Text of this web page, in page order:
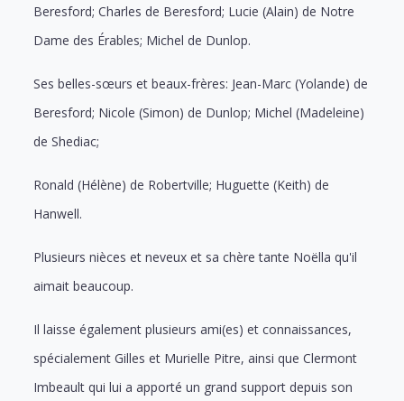
Beresford;Charles de Beresford; Lucie (Alain) de Notre
Dame des Érables; Michel de Dunlop.
Ses belles-sœurs et beaux-frères: Jean-Marc (Yolande) de
Beresford; Nicole (Simon) de Dunlop; Michel (Madeleine)
de Shediac;
Ronald (Hélène) de Robertville; Huguette (Keith) de
Hanwell.
Plusieurs nièces et neveux et sa chère tante Noëlla qu'il
aimait beaucoup.
Il laisse également plusieurs ami(es) et connaissances,
spécialement Gilles et Murielle Pitre, ainsi que Clermont
Imbeault qui lui a apporté un grand support depuis son